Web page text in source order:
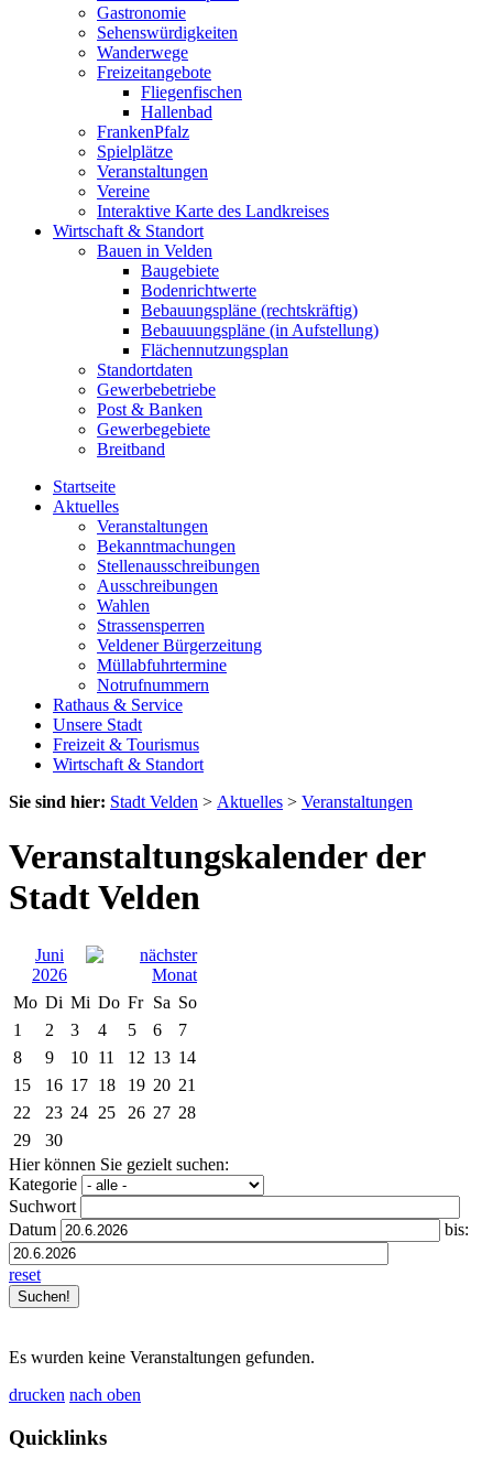
Gastronomie
Sehenswürdigkeiten
Wanderwege
Freizeitangebote
Fliegenfischen
Hallenbad
FrankenPfalz
Spielplätze
Veranstaltungen
Vereine
Interaktive Karte des Landkreises
Wirtschaft & Standort
Bauen in Velden
Baugebiete
Bodenrichtwerte
Bebauungspläne (rechtskräftig)
Bebauuungspläne (in Aufstellung)
Flächennutzungsplan
Standortdaten
Gewerbebetriebe
Post & Banken
Gewerbegebiete
Breitband
Startseite
Aktuelles
Veranstaltungen
Bekanntmachungen
Stellenausschreibungen
Ausschreibungen
Wahlen
Strassensperren
Veldener Bürgerzeitung
Müllabfuhrtermine
Notrufnummern
Rathaus & Service
Unsere Stadt
Freizeit & Tourismus
Wirtschaft & Standort
Sie sind hier: Stadt Velden > Aktuelles > Veranstaltungen
Veranstaltungskalender der
Stadt Velden
Juni
2026
Mo Di Mi Do Fr Sa So
1
2 3 4 5 6
7
8
9 10 11 12 13 14
15
16 17 18 19 20 21
22
23 24 25 26 27 28
29
30
Hier können Sie gezielt suchen:
Kategorie
Suchwort
Datum
bis:
reset
Es wurden keine Veranstaltungen gefunden.
drucken nach oben
Quicklinks